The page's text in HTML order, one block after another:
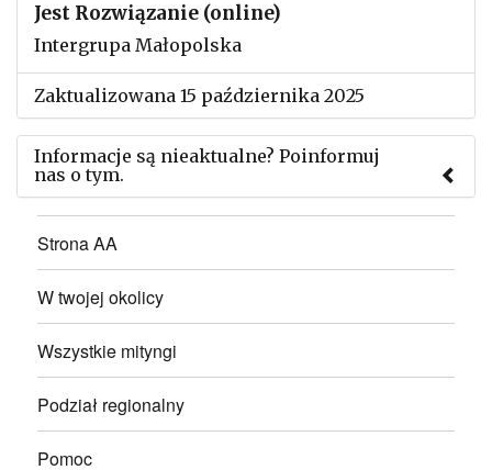
Jest Rozwiązanie (online)
Intergrupa Małopolska
Zaktualizowana 15 października 2025
Informacje są nieaktualne? Poinformuj
nas o tym.
Użyj tego formularza aby przesłać informację o
zmianach w powyższym mityngu.
Strona AA
W twojej okolicy
Wszystkie mityngi
Podział regionalny
Pomoc